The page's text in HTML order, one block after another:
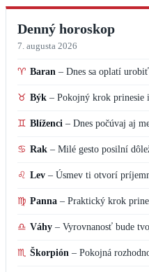
Denný horoskop
7. augusta 2026
♈ Baran – Dnes sa oplatí
♉ Býk – Pokojný krok prinesie
♊ Blíženci – Dnes počúvaj aj
♋ Rak – Milé gesto posilní
♌ Lev – Úsmev ti otvorí
♍ Panna – Praktický krok
♎ Váhy – Vyrovnanosť bude
♏ Škorpión – Pokojná